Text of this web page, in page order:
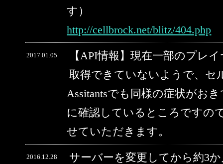
す）
http://cellbrock.net/blitz/404.php
2017.01.05
【API情報】現在一部のプレ
取得できていないようで、セ
Assitantsでも同様の症状がお
に確認しているところですの
せていただきます。
2016.12.28
サーバーを変更してから約3